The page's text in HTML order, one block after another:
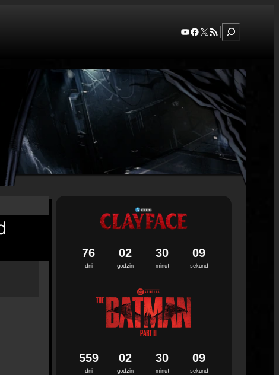
YouTube
Facebook
X RSS FeedSzukaj
dni
76
godzin
02
minut
30
sekund
08
dni
559
godzin
02
minut
30
sekund
08